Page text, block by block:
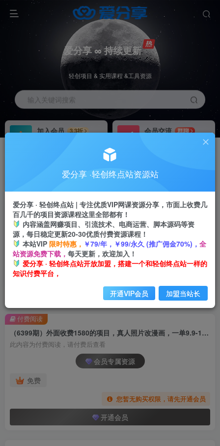
爱分享 ∞ 持续更新
轻创项目 & 实用课程 &工具资源
输入关键词搜索
加入会员
3.3折
会员交流
群聊
推广返佣高达70%
24小时自动赚钱
加入会员享受权益福利
（6399期）外面收费1580的项目，真人照片改漫画，一单9.9-19.9，一部手机实现月入过万
此内容为付费阅读，请付费后查看
会员专属资源
免费
您暂无购买权限，请先开通会员
开通会员
付费阅读
爱分享 ·轻创终点站资源站
爱分享 · 轻创终点站 | 专注优质VIP网课资源分享，市面上收费几
百几千的项目资源课程这里全部都有！
内容涵盖网赚项目、引流技术、电商运营、脚本源码等资
源，每日稳定更新20-30优质付费资源课程！
本站VIP 限时特惠， ￥79/年，￥99/永久 (推广佣金70%)， 全
站资源免费下载， 每天更新，欢迎加入！
爱分享 · 轻创终点站开放加盟，搭建一个和轻创终点站一样的
知识付费平台，
开通VIP会员 加盟当站长